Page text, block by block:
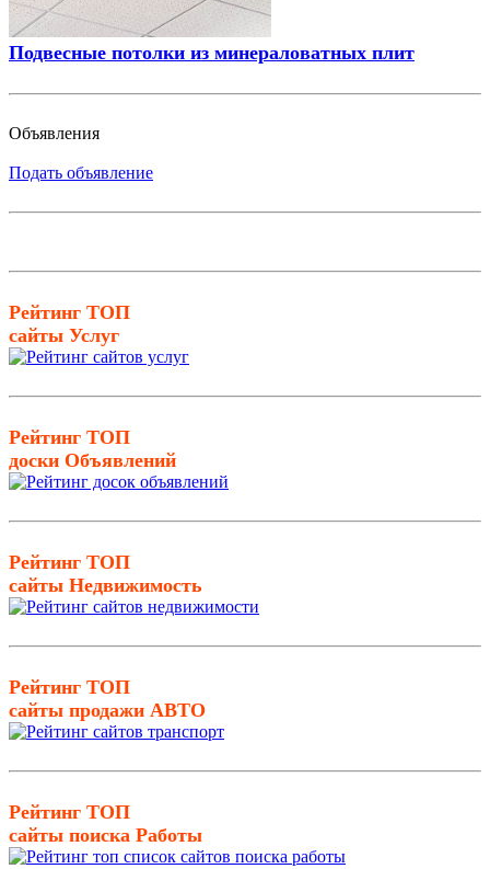
Подвесные потолки из минераловатных плит
Объявления
Подать объявление
Рейтинг ТОП
сайты Услуг
Рейтинг ТОП
доски Объявлений
Рейтинг ТОП
сайты Недвижимость
Рейтинг ТОП
сайты продажи АВТО
Рейтинг ТОП
сайты поиска Работы